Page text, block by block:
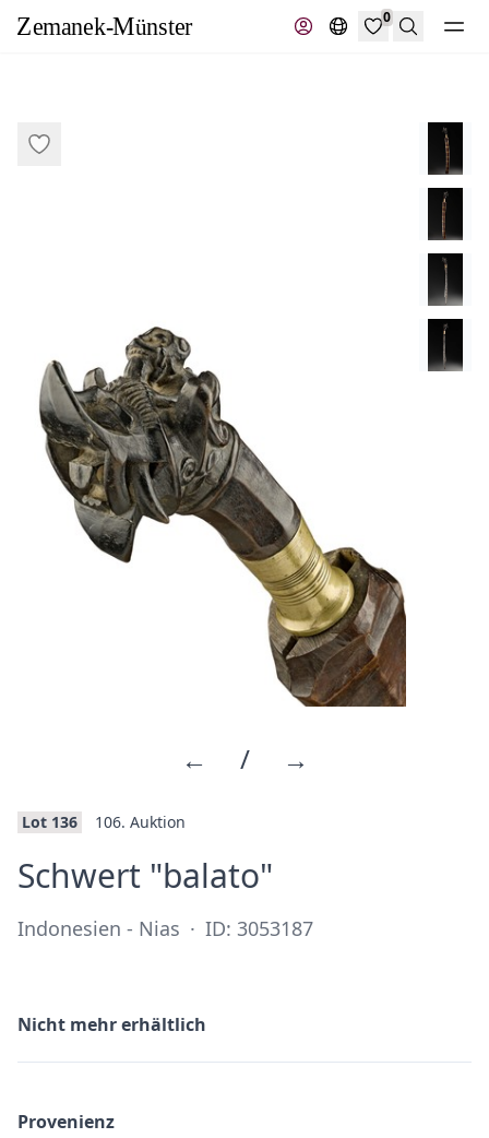
0
Suche
← / →
Lot 136 106. Auktion
Schwert "balato"
Indonesien - Nias · ID: 3053187
Nicht mehr erhältlich
Provenienz